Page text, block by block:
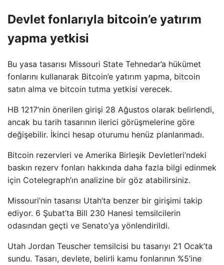
Devlet fonlarıyla bitcoin’e yatırım
yapma yetkisi
Bu yasa tasarısı Missouri State Tehnedar’a hükümet
fonlarını kullanarak Bitcoin’e yatırım yapma, bitcoin
satın alma ve bitcoin tutma yetkisi verecek.
HB 1217’nin önerilen girişi 28 Ağustos olarak belirlendi,
ancak bu tarih tasarının ilerici görüşmelerine göre
değişebilir. İkinci hesap oturumu henüz planlanmadı.
Bitcoin rezervleri ve Amerika Birleşik Devletleri’ndeki
baskın rezerv fonları hakkında daha fazla bilgi edinmek
için Cotelegraph’ın analizine bir göz atabilirsiniz.
Missouri’nin tasarısı Utah’ta benzer bir girişimi takip
ediyor. 6 Şubat’ta Bill 230 Hanesi temsilcilerin
odasından geçti ve Senato’ya yönlendirildi.
Utah Jordan Teuscher temsilcisi bu tasarıyı 21 Ocak’ta
sundu. Tasarı, devlete, belirli kamu fonlarının %5’ine